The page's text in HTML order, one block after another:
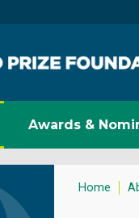
Awards &
Home